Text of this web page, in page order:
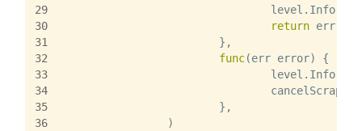
29
30
31
32
33
34
35
36
return err
			},
func(err error) {
				cancelScrape()
			},
		)